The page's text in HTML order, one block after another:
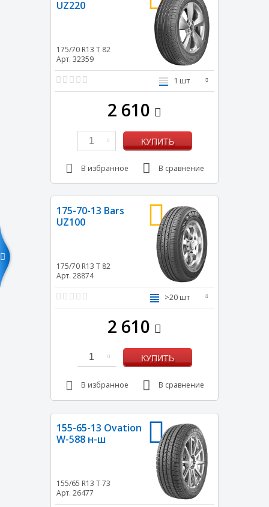
UZ220
175/70 R13 T 82
Арт. 32359
1 шт
2 610
1 КУПИТЬ
В избранное В сравнение
175-70-13 Bars
UZ100
175/70 R13 T 82
Арт. 28874
>20 шт
2 610
1 КУПИТЬ
В избранное В сравнение
155-65-13 Ovation
W-588 н-ш
155/65 R13 T73
Арт. 26477